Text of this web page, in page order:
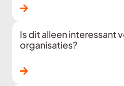
Lees verder
Is dit alleen interessant
organisaties?
Lees verder